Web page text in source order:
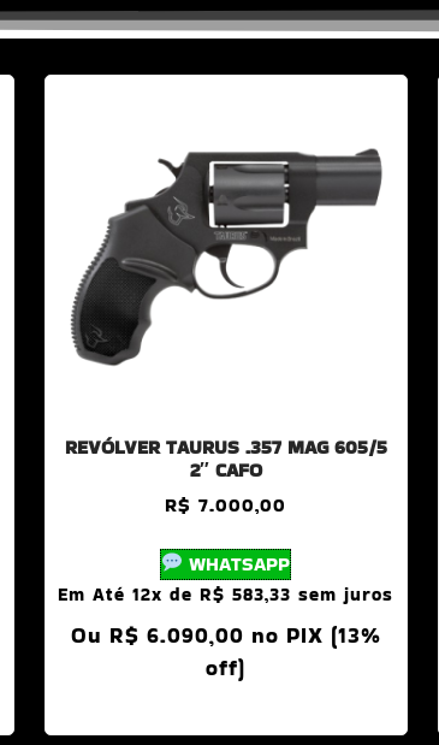
REVÓLVER TAURUS .357 MAG 605/5
2″ CAFO
R$ 7.000,00
WHATSAPP
Em Até 12x deR$ 583,33 sem juros
Ou R$ 6.090,00 no PIX (13%
off)